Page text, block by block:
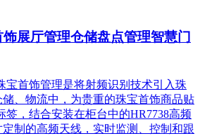
展厅管理仓储盘点管理智慧门
宝首饰管理是将射频识别技术引入珠
、物流中，为贵重的珠宝首饰商品贴
签，结合安装在柜台中的HR7738高频
制的高频天线，实时监测、控制和跟